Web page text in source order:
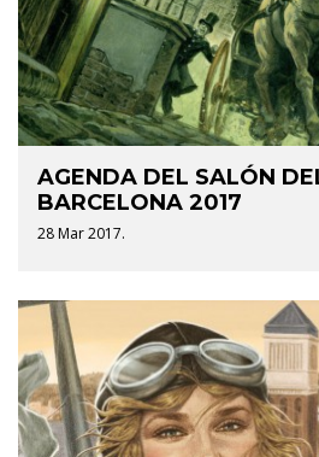
AGENDA DEL SALÓN
BARCELONA 2017
28 Mar 2017.